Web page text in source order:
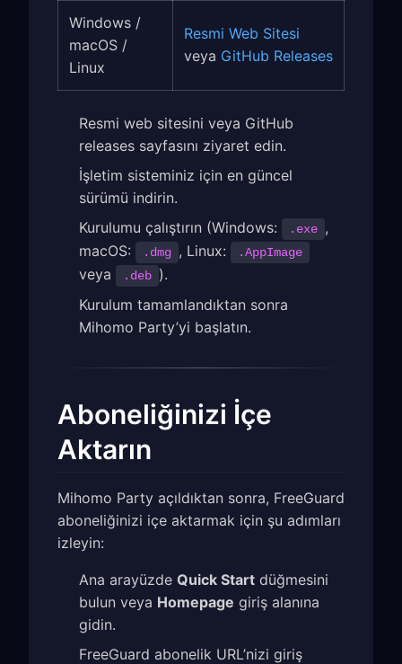
Windows /
macOS /
Linux
Resmi Web Sitesi
veya GitHub Releases
Resmi web sitesini veya GitHub
releases sayfasını ziyaret edin.
İşletim sisteminiz için en güncel
sürümü indirin.
Kurulumu çalıştırın (Windows:
.exe ,
macOS:
.dmg , Linux: .AppImage
veya .deb ).
Kurulum tamamlandıktan sonra
Mihomo Party’yi başlatın.
Aboneliğinizi İçe
Aktarın
Mihomo Party açıldıktan sonra, FreeGuard
aboneliğinizi içe aktarmak için şu adımları
izleyin:
Ana arayüzde Quick Start düğmesini
bulun veya Homepage giriş alanına
gidin.
FreeGuard abonelik URL’nizi giriş